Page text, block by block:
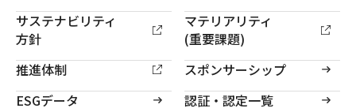
サステナビリティ
方針
マテリアリティ
(重要課題)
推進体制
スポンサーシップ
ESGデータ
認証・認定一覧